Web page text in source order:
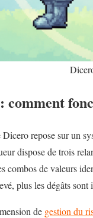
comment
repose sur un
dispose de trois
combos de valeurs
plus les dégâts sont
de gestion du